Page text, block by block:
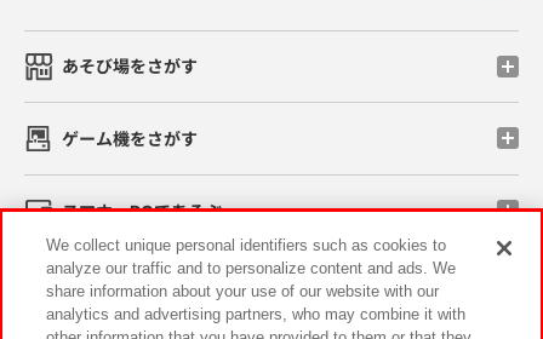
あそび場をさがす
ゲーム機をさがす
スマホ・PCであそぶ
イベント・キャンペーン
We collect unique personal identifiers such as cookies to
analyze our traffic and to personalize content and ads. We
share information about your use of our website with our
analytics and advertising partners, who may combine it with